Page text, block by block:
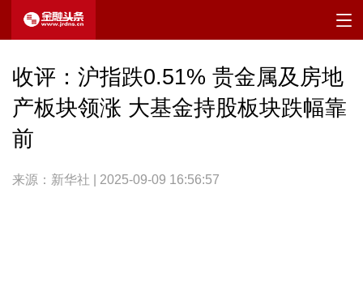
收评：沪指跌0.51% 贵金属及房地
产板块领涨 大基金持股板块跌幅靠
前
来源：新华社 | 2025-09-09 16:56:57